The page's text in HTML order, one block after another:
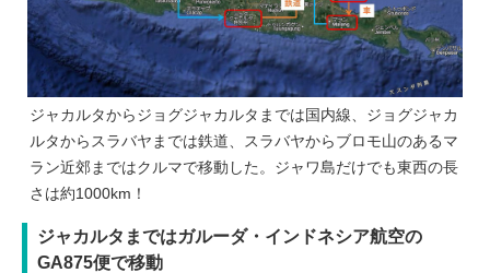
ジャカルタからジョグジャカルタまでは国内線、ジョグジャカ
ルタからスラバヤまでは鉄道、スラバヤからブロモ山のあるマ
ラン近郊まではクルマで移動した。ジャワ島だけでも東西の長
さは約1000km！
ジャカルタまではガルーダ・インドネシア航空の
GA875便で移動